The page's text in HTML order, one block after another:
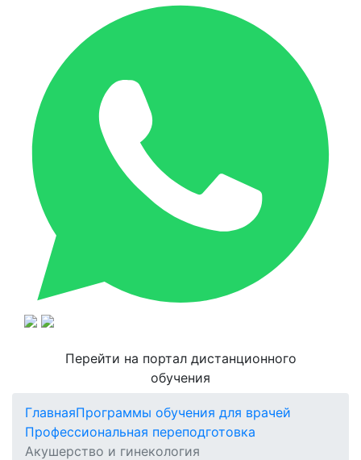
Перейти на портал дистанционного
обучения
ГлавнаяПрограммы обучения для врачей
Профессиональная переподготовка
Акушерство и гинекология